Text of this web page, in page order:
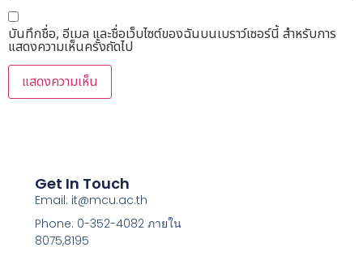
บันทึกชื่อ, อีเมล และชื่อเว็บไซต์ของฉันบนเบราว์เซอร์นี้ สำหรับการ
แสดงความเห็นครั้งถัดไป
Get In Touch
Email: it@mcu.ac.th
Phone: 0-352-4082 ภายใน
8075,8195